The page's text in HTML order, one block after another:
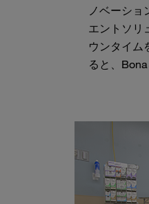
ノベーシ
エントソリ
ウンタイム
ると、